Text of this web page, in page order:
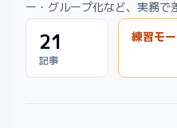
ー・グループ化など、実務で
21
記事
練習モ